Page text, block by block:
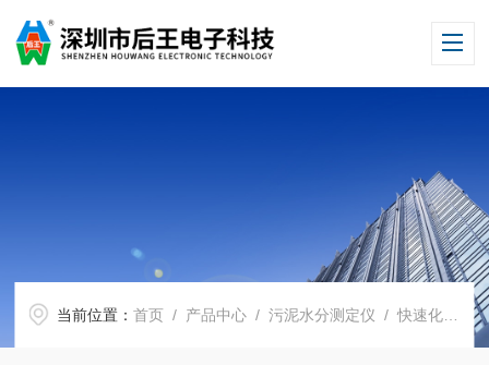
当前位置：首页 / 产品中心 /污泥水分测定仪 /快速化工水分测定仪